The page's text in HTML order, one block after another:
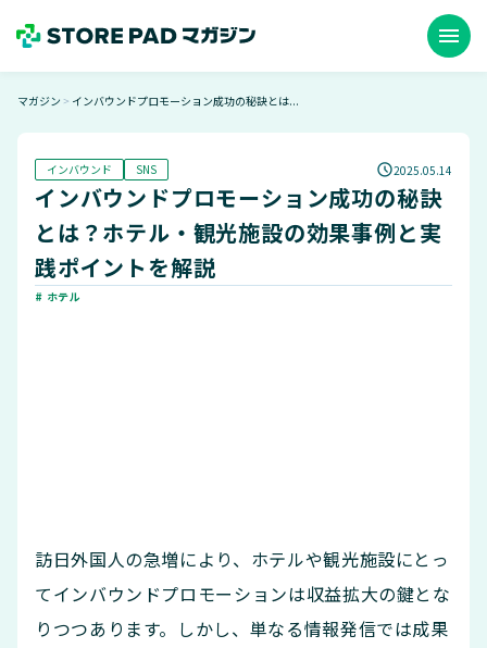
マガジン ＞ インバウンドプロモーション成功の秘訣とは...
インバウンド SNS 2025.05.14
インバウンドプロモーション成功の秘訣
とは？ホテル・観光施設の効果事例と実
践ポイントを解説
# ホテル
訪日外国人の急増により、ホテルや観光施設にとっ
てインバウンドプロモーションは収益拡大の鍵とな
りつつあります。しかし、単なる情報発信では成果
menu